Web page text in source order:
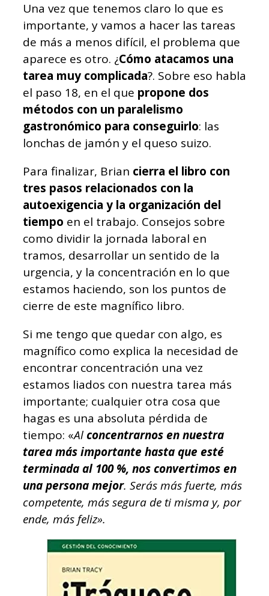
Una vez que tenemos claro lo que es
importante, y vamos a hacer las tareas
de más a menos difícil, el problema que
aparece es otro. ¿Cómo atacamos una
tarea muy complicada?. Sobre eso habla
el paso 18, en el que propone dos
métodos con un paralelismo
gastronómico para conseguirlo: las
lonchas de jamón y el queso suizo.
Para finalizar, Brian cierra el libro con
tres pasos relacionados con la
autoexigencia y la organización del
tiempo en el trabajo. Consejos sobre
como dividir la jornada laboral en
tramos, desarrollar un sentido de la
urgencia, y la concentración en lo que
estamos haciendo, son los puntos de
cierre de este magnífico libro.
Si me tengo que quedar con algo, es
magnífico como explica la necesidad de
encontrar concentración una vez
estamos liados con nuestra tarea más
importante; cualquier otra cosa que
hagas es una absoluta pérdida de
tiempo: «Alconcentrarnos en nuestra
tarea más importante hasta que esté
terminada al 100 %, nos convertimos en
una persona mejor. Serás más fuerte, más
competente, más segura de ti misma y, por
ende, más feliz».